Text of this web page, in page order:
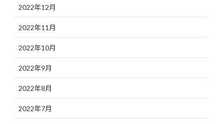
2022年12月
2022年11月
2022年10月
2022年9月
2022年8月
2022年7月